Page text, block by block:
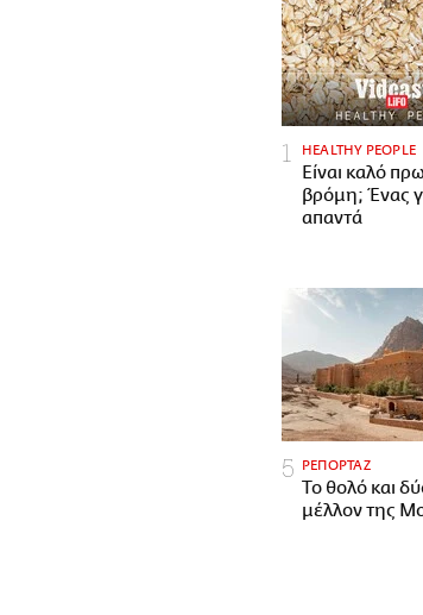
HEALTHY PEOPLE
Είναι καλό
βρόμη; Ένας
απαντά
ΡΕΠΟΡΤΑΖ
Το θολό και
μέλλον της